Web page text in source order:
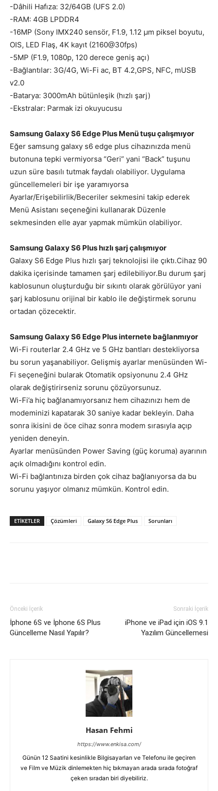
-Dâhili Hafıza: 32/64GB (UFS 2.0)
-RAM: 4GB LPDDR4
-16MP (Sony IMX240 sensör, F1.9, 1.12 μm piksel boyutu,
OIS, LED Flaş, 4K kayıt (2160@30fps)
-5MP (F1.9, 1080p, 120 derece geniş açı)
-Bağlantılar: 3G/4G, Wi-Fi ac, BT 4.2,GPS, NFC, mUSB
v2.0
-Batarya: 3000mAh bütünleşik (hızlı şarj)
-Ekstralar: Parmak izi okuyucusu
Samsung Galaxy S6 Edge Plus Menü tuşu çalışmıyor
Eğer samsung galaxy s6 edge plus cihazınızda menü
butonuna tepki vermiyorsa “Geri” yani “Back” tuşunu
uzun süre basılı tutmak faydalı olabiliyor. Uygulama
güncellemeleri bir işe yaramıyorsa
Ayarlar/Erişebilirlik/Beceriler sekmesini takip ederek
Menü Asistanı seçeneğini kullanarak Düzenle
sekmesinden elle ayar yapmak mümkün olabiliyor.
Samsung Galaxy S6 Plus hızlı şarj çalışmıyor
Galaxy S6 Edge Plus hızlı şarj teknolojisi ile çıktı.Cihaz 90
dakika içerisinde tamamen şarj edilebiliyor.Bu durum şarj
kablosunun oluşturduğu bir sıkıntı olarak görülüyor yani
şarj kablosunu orijinal bir kablo ile değiştirmek sorunu
ortadan çözecektir.
Samsung Galaxy S6 Edge Plus internete bağlanmıyor
Wi-Fi routerlar 2.4 GHz ve 5 GHz bantları destekliyorsa
bu sorun yaşanabiliyor. Gelişmiş ayarlar menüsünden Wi-
Fi seçeneğini bularak Otomatik opsiyonunu 2.4 GHz
olarak değiştirirseniz sorunu çözüyorsunuz.
Wi-Fi’a hiç bağlanamıyorsanız hem cihazınızı hem de
modeminizi kapatarak 30 saniye kadar bekleyin. Daha
sonra ikisini de öce cihaz sonra modem sırasıyla açıp
yeniden deneyin.
Ayarlar menüsünden Power Saving (güç koruma) ayarının
açık olmadığını kontrol edin.
Wi-Fi bağlantınıza birden çok cihaz bağlanıyorsa da bu
sorunu yaşıyor olmanız mümkün. Kontrol edin.
ETIKETLER Çözümleri Galaxy S6 Edge Plus Sorunları
Önceki İçerik
İphone 6S ve İphone 6S Plus
Güncelleme Nasıl Yapılır?
Sonraki İçerik
iPhone ve iPad için iOS 9.1
Yazılım Güncellemesi
Hasan Fehmi
https://www.enkisa.com/
Günün 12 Saatini kesinlikle Bilgisayarları ve Telefonu ile geçiren
ve Film ve Müzik dinlemekten hiç bıkmayan arada sırada fotoğraf
çeken sıradan biri diyebiliriz.